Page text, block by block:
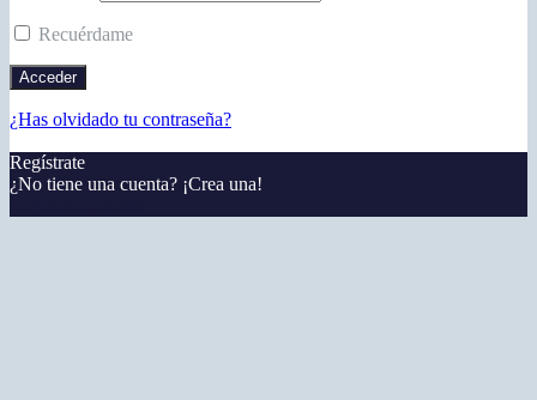
Recuérdame
¿Has olvidado tu contraseña?
Regístrate
¿No tiene una cuenta? ¡Crea una!